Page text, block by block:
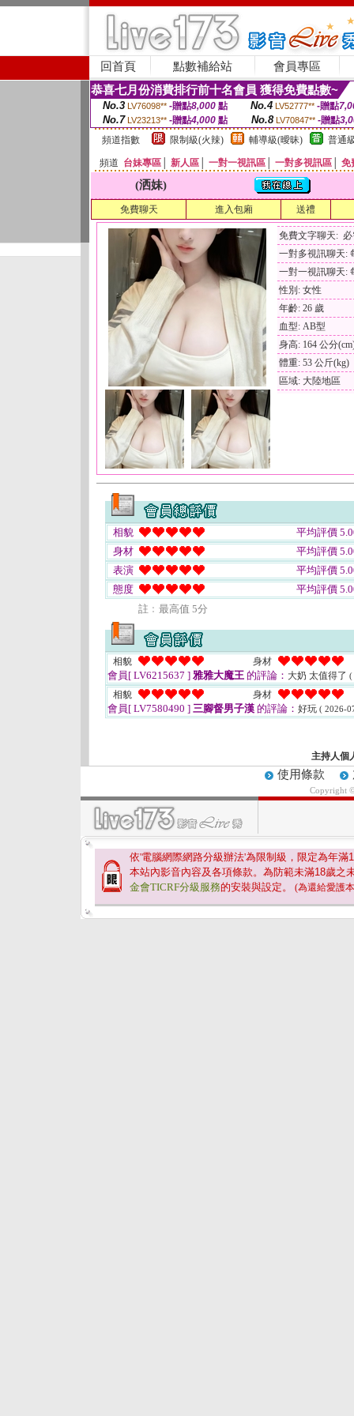
回首頁 點數補給站 會員專區
恭喜七月份消費排行前十名會員 獲得免費點數~
No.3 LV76098** -贈點8,000點 No.4 LV52777** -贈點
No.7 LV23213** -贈點4,000 點 No.8 LV70847** -贈點
頻道指數
限制級(火辣) 輔導級(曖昧) 普通
頻道 台妹專區 新人區 一對一視訊區 一對多視訊區 免
(洒妹)
免費聊天 進入包廂 送禮
免費文字聊天:
一對多視訊聊天:
一對一視訊聊天:
性別: 女性
年齡: 26 歲
血型: AB型
身高: 164 公分
體重: 53 公斤(kg)
區域: 大陸地區
相貌
平均評價
身材
平均評價
表演
平均評價
態度
平均評價
註﹕最高值 5分
相貌 身材
會員[ LV6215637 ] 雅雅大魔王 的評論： 大奶 太值得了 (
相貌 身材
會員[ LV7580490 ] 三腳督男子漢 的評論： 好玩 ( 2026-
主持人個
使用條款
Copyright
依'電腦網際網路分級辦法'為限制級，限定為年滿
本站內影音內容及各項條款。為防範未滿18歲之
金會TICRF分級服務的安裝與設定。 (為還給愛護